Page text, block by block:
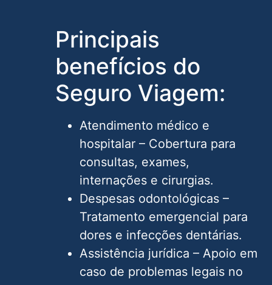
Principais
benefícios do
Seguro Viagem:
Atendimento médico e
hospitalar – Cobertura para
consultas, exames,
internações e cirurgias.
Despesas odontológicas –
Tratamento emergencial para
dores e infecções dentárias.
Assistência jurídica – Apoio em
caso de problemas legais no